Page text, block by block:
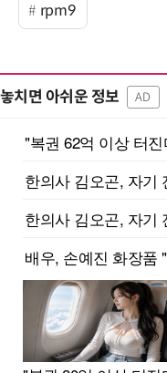
rpm9
놓치면 아쉬운 정보 AD